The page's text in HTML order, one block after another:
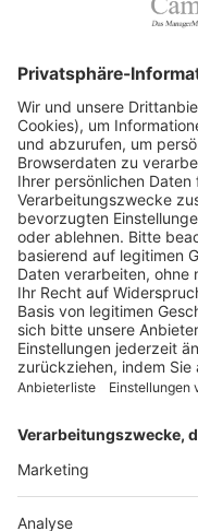
Firmenporträts
Panorama
Produkte
Ratgeber
Weitblick
WEITERES AUS DEM
Reisemobil International